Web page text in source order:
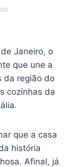
Janeiro, o
que une a
da região do
cozinhas da
que a casa
história
Afinal, já